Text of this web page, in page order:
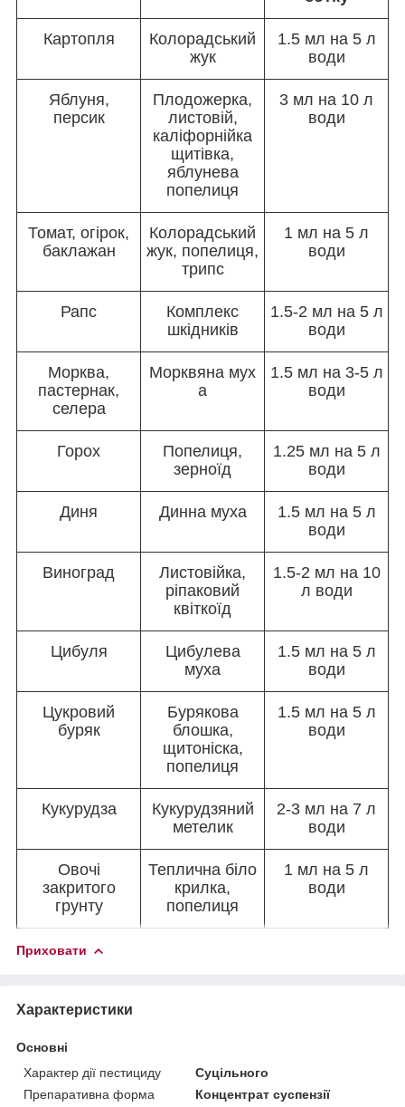
Картопля
Колорадський
жук
1.5 мл на 5 л
води
Яблуня,
персик
Плодожерка,
листовій,
каліфорнійка
щитівка,
яблунева
попелиця
3 мл на 10 л
води
Томат, огірок,
баклажан
Колорадський
жук, попелиця,
трипс
1 мл на 5 л
води
Рапс
Комплекс
шкідників
1.5-2 мл на 5 л
води
Морква,
пастернак,
селера
Морквяна мух
а
1.5 мл на 3-5 л
води
Горох
Попелиця,
зерноїд
1.25 мл на 5 л
води
Диня Динна муха
1.5 мл на 5 л
води
Виноград
Листовійка,
ріпаковий
квіткоїд
1.5-2 мл на 10
л води
Цибуля
Цибулева
муха
1.5 мл на 5 л
води
Цукровий
буряк
Бурякова
блошка,
щитоніска,
попелиця
1.5 мл на 5 л
води
Кукурудза
Кукурудзяний
метелик
2-3 мл на 7 л
води
Овочі
закритого
грунту
Теплична біло
крилка,
попелиця
1 мл на 5 л
води
Приховати
Характеристики
Основні
Характер дії пестициду
Суцільного
Препаративна форма
Концентрат суспензії